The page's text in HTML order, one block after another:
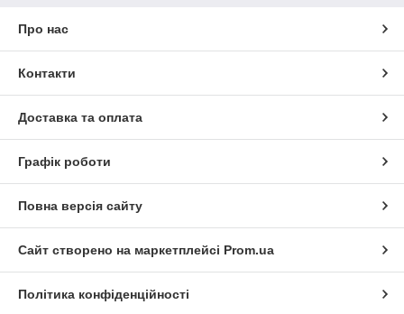
Про нас
Контакти
Доставка та оплата
Графік роботи
Повна версія сайту
Сайт створено на маркетплейсі Prom.ua
Політика конфіденційності